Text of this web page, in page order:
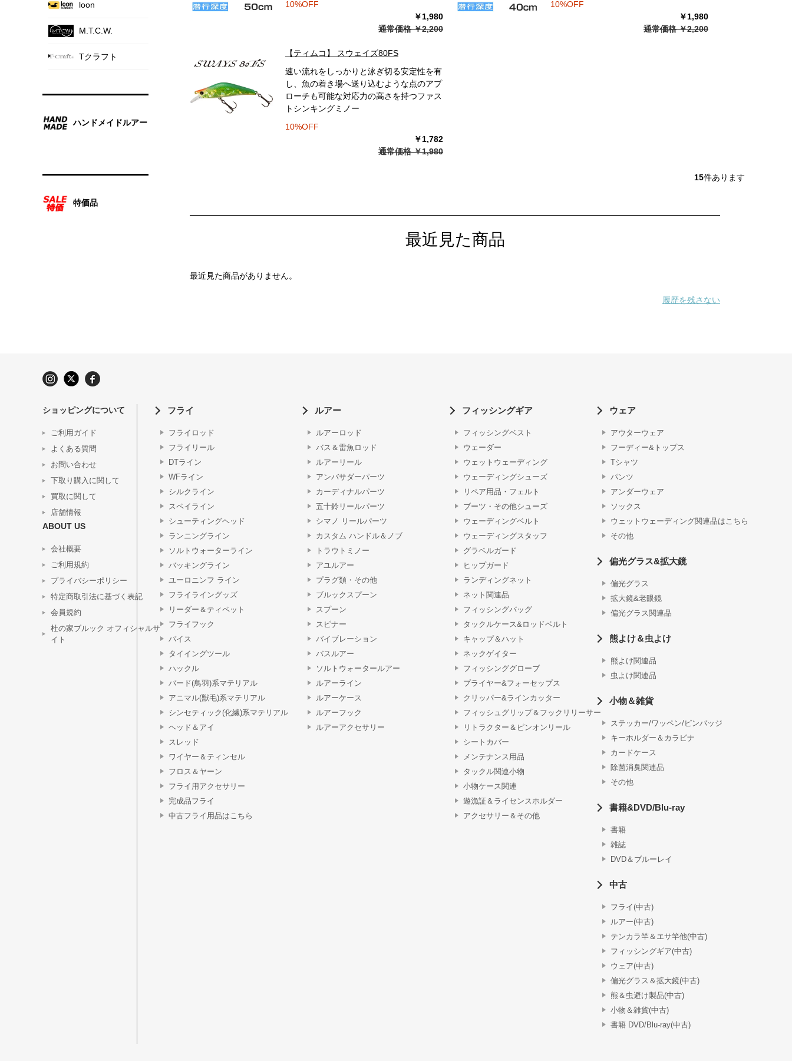
loon
M.T.C.W.
Tクラフト
ハンドメイドルアー
特価品
10%OFF
￥1,980
通常価格 ￥2,200
10%OFF
￥1,980
通常価格 ￥2,200
【ティムコ】 スウェイズ80FS
速い流れをしっかりと泳ぎ切る安定性を有
し、魚の着き場へ送り込むような点のアプ
ローチも可能な対応力の高さを持つファス
トシンキングミノー
10%OFF
￥1,782
通常価格 ￥1,980
15件あります
最近見た商品
最近見た商品がありません。
履歴を残さない
ショッピングについて
ご利用ガイド
よくある質問
お問い合わせ
下取り購入に関して
買取に関して
店舗情報
ABOUT US
会社概要
ご利用規約
プライバシーポリシー
特定商取引法に基づく表記
会員規約
杜の家ブルック オフィシャルサ
イト
フライ
フライロッド
フライリール
DTライン
WFライン
シルクライン
スペイライン
シューティングヘッド
ランニングライン
ソルトウォーターライン
バッキングライン
ユーロニンフ ライン
フライライングッズ
リーダー＆ティペット
フライフック
バイス
タイイングツール
ハックル
バード(鳥羽)系マテリアル
アニマル(獣毛)系マテリアル
シンセティック(化繊)系マテリアル
ヘッド＆アイ
スレッド
ワイヤー＆ティンセル
フロス＆ヤーン
フライ用アクセサリー
完成品フライ
中古フライ用品はこちら
ルアー
ルアーロッド
バス＆雷魚ロッド
ルアーリール
アンバサダーパーツ
カーディナルパーツ
五十鈴リールパーツ
シマノ リールパーツ
カスタム ハンドル＆ノブ
トラウトミノー
アユルアー
プラグ類・その他
ブルックスプーン
スプーン
スピナー
バイブレーション
バスルアー
ソルトウォータールアー
ルアーライン
ルアーケース
ルアーフック
ルアーアクセサリー
フィッシングギア
フィッシングベスト
ウェーダー
ウェットウェーディング
ウェーディングシューズ
リペア用品・フェルト
ブーツ・その他シューズ
ウェーディングベルト
ウェーディングスタッフ
グラベルガード
ヒップガード
ランディングネット
ネット関連品
フィッシングバッグ
タックルケース&ロッドベルト
キャップ＆ハット
ネックゲイター
フィッシンググローブ
プライヤー&フォーセップス
クリッパー&ラインカッター
フィッシュグリップ＆フックリリーサー
リトラクター＆ピンオンリール
シートカバー
メンテナンス用品
タックル関連小物
小物ケース関連
遊漁証＆ライセンスホルダー
アクセサリー＆その他
ウェア
アウターウェア
フーディー&トップス
Tシャツ
パンツ
アンダーウェア
ソックス
ウェットウェーディング関連品はこちら
その他
偏光グラス&拡大鏡
偏光グラス
拡大鏡&老眼鏡
偏光グラス関連品
熊よけ＆虫よけ
熊よけ関連品
虫よけ関連品
小物＆雑貨
ステッカー/ワッペン/ピンバッジ
キーホルダー＆カラビナ
カードケース
除菌消臭関連品
その他
書籍&DVD/Blu-ray
書籍
雑誌
DVD＆ブルーレイ
中古
フライ(中古)
ルアー(中古)
テンカラ竿＆エサ竿他(中古)
フィッシングギア(中古)
ウェア(中古)
偏光グラス＆拡大鏡(中古)
熊＆虫避け製品(中古)
小物＆雑貨(中古)
書籍 DVD/Blu-ray(中古)